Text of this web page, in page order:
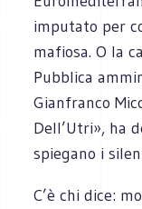
imputato per
mafiosa. O la
Pubblica
Gianfranco
Dell’Utri», ha
spiegano i
C’è chi dice: